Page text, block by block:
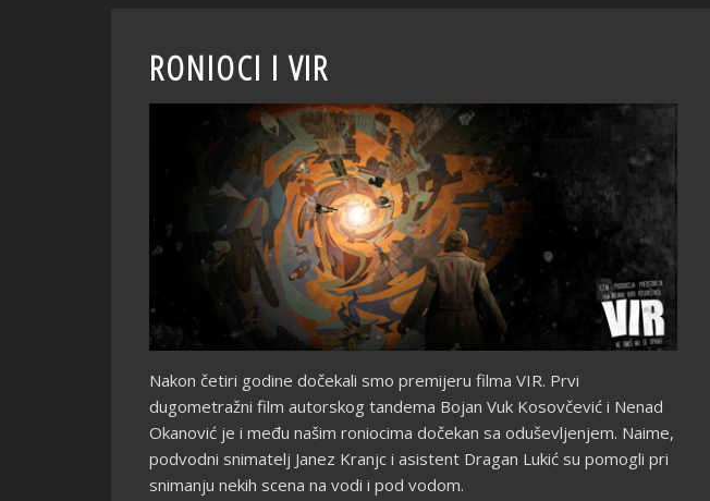
RONIOCI I VIR
Nakon četiri godine dočekali smo premijeru filma VIR. Prvi
dugometražni film autorskog tandema Bojan Vuk Kosovčević i Nenad
Okanović je i među našim roniocima dočekan sa oduševljenjem. Naime,
podvodni snimatelj Janez Kranjc i asistent Dragan Lukić su pomogli pri
snimanju nekih scena na vodi i pod vodom.